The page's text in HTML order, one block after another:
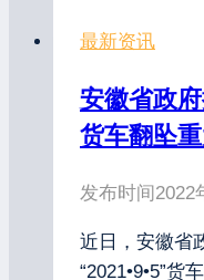
最新资讯
安徽省政
货车翻坠
发布时间2022
近日，安徽省
“2021•9•5”货